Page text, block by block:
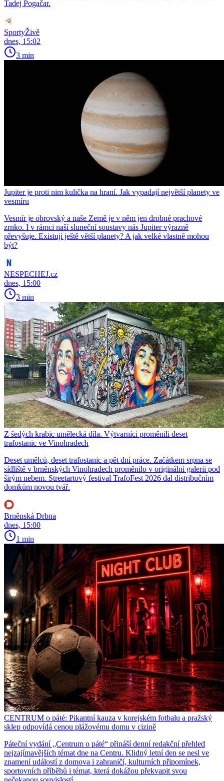
Tadej Pogačar.
SportyŽivě
dnes, 15:02
3 min
Jupiter je proti nim kulička na hraní. Jak vypadají největší planety ve
vesmíru
Vesmír je obrovský a naše Země je v něm jen drobné prachové
zrnko. I v rámci naší sluneční soustavy nás Jupiter výrazně
převyšuje. Existují ještě větší planety? A jak velké vlastně mohou
být?
NESPECHEJ.cz
dnes, 15:00
3 min
Z šedých krabic umělecká díla. Výtvarníci proměnili deset
trafostanic ve Vinohradech
Deset umělců, deset trafostanic a pět dní práce. Začátkem srpna se
sídliště v brněnských Vinohradech proměnilo v originální galerii pod
širým nebem. Streetartový festival TrafoFest 2026 dal distribučním
domkům novou tvář.
Brněnská Drbna
dnes, 15:00
1 min
CENTRUM o páté: Pikantní kauza v korejském fotbalu a pražský
sklep odpovídá cenou plážovému domu v cizině
Páteční vydání „Centrum o páté“ přináší denní redakční přehled
nejzajímavějších témat dne na Centru. Klidný letní den se nesl ve
znamení událostí z domova i zahraničí, kulturních připomínek,
sportovních příběhů i témat, která dokážou překvapit svou